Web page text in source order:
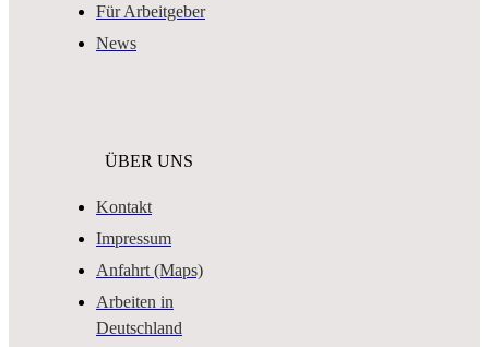
Für Arbeitgeber
News
ÜBER UNS
Kontakt
Impressum
Anfahrt (Maps)
Arbeiten in
Deutschland